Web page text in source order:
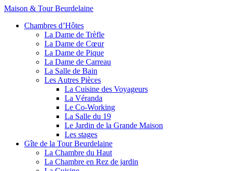
Maison & Tour Beurdelaine
Chambres d’Hôtes
La Dame de Trèfle
La Dame de Cœur
La Dame de Pique
La Dame de Carreau
La Salle de Bain
Les Autres Pièces
La Cuisine des Voyageurs
La Véranda
Le Co-Working
La Salle du 19
Le Jardin de la Grande Maison
Les stages
Gîte de la Tour Beurdelaine
La Chambre du Haut
La Chambre en Rez de jardin